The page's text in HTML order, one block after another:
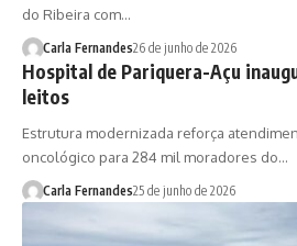
do Ribeira com…
Carla Fernandes26 de junho de 2026
Hospital de Pariquera-Açu
leitos
Estrutura modernizada reforça
oncológico para 284 mil moradores do…
Carla Fernandes25 de junho de 2026